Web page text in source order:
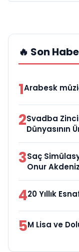
🔥 Son
1Arabesk
2Svadba
Dünyasının
3Saç
Onur
420 Yıllık
5M Lisa ve